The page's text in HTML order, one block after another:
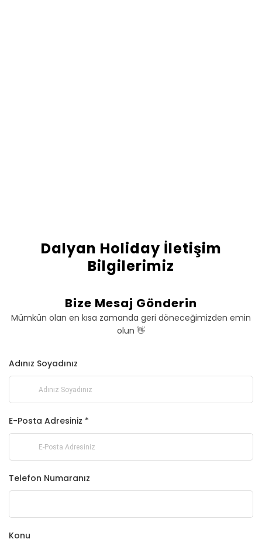
Dalyan Holiday İletişim
Bilgilerimiz
Bize Mesaj Gönderin
Mümkün olan en kısa zamanda geri döneceğimizden emin
olun 👋
Adınız Soyadınız
E-Posta Adresiniz *
Telefon Numaranız
Konu